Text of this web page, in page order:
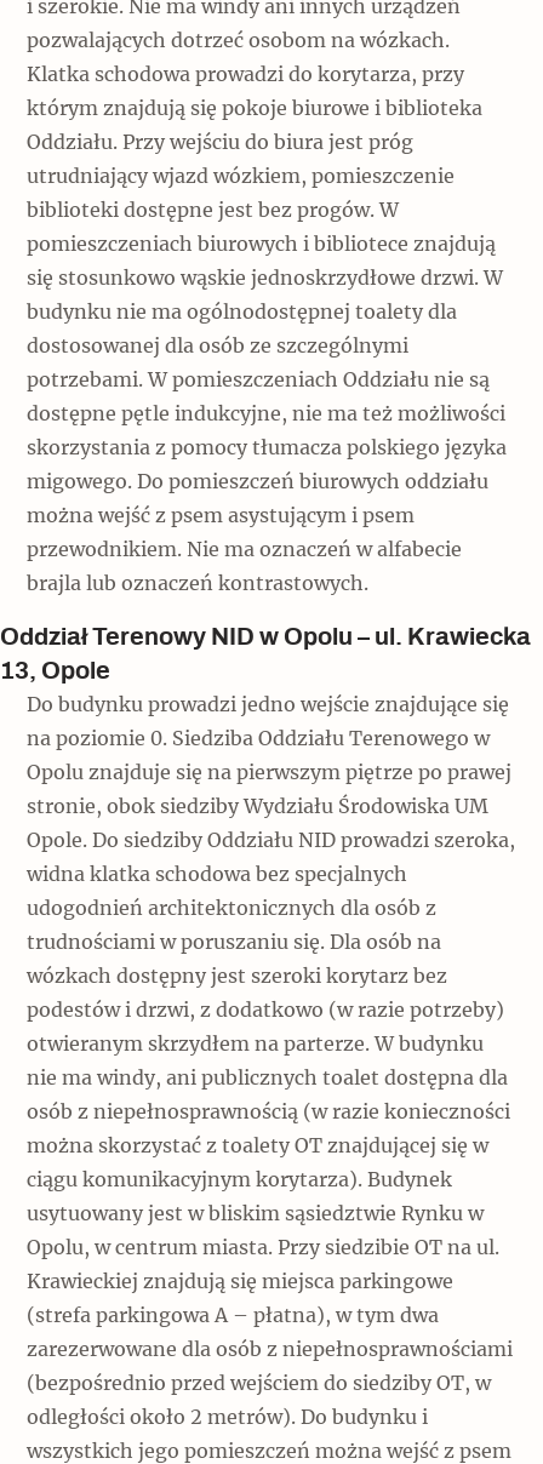
i szerokie. Nie ma windy ani innych urządzeń
pozwalających dotrzeć osobom na wózkach.
Klatka schodowa prowadzi do korytarza, przy
którym znajdują się pokoje biurowe i biblioteka
Oddziału. Przy wejściu do biura jest próg
utrudniający wjazd wózkiem, pomieszczenie
biblioteki dostępne jest bez progów. W
pomieszczeniach biurowych i bibliotece znajdują
się stosunkowo wąskie jednoskrzydłowe drzwi. W
budynku nie ma ogólnodostępnej toalety dla
dostosowanej dla osób ze szczególnymi
potrzebami. W pomieszczeniach Oddziału nie są
dostępne pętle indukcyjne, nie ma też możliwości
skorzystania z pomocy tłumacza polskiego języka
migowego. Do pomieszczeń biurowych oddziału
można wejść z psem asystującym i psem
przewodnikiem. Nie ma oznaczeń w alfabecie
brajla lub oznaczeń kontrastowych.
Oddział Terenowy NID w Opolu – ul. Krawiecka
13, Opole
Do budynku prowadzi jedno wejście znajdujące się
na poziomie 0. Siedziba Oddziału Terenowego w
Opolu znajduje się na pierwszym piętrze po prawej
stronie, obok siedziby Wydziału Środowiska UM
Opole. Do siedziby Oddziału NID prowadzi szeroka,
widna klatka schodowa bez specjalnych
udogodnień architektonicznych dla osób z
trudnościami w poruszaniu się. Dla osób na
wózkach dostępny jest szeroki korytarz bez
podestów i drzwi, z dodatkowo (w razie potrzeby)
otwieranym skrzydłem na parterze. W budynku
nie ma windy, ani publicznych toalet dostępna dla
osób z niepełnosprawnością (w razie konieczności
można skorzystać z toalety OT znajdującej się w
ciągu komunikacyjnym korytarza). Budynek
usytuowany jest w bliskim sąsiedztwie Rynku w
Opolu, w centrum miasta. Przy siedzibie OT na ul.
Krawieckiej znajdują się miejsca parkingowe
(strefa parkingowa A – płatna), w tym dwa
zarezerwowane dla osób z niepełnosprawnościami
(bezpośrednio przed wejściem do siedziby OT, w
odległości około 2 metrów). Do budynku i
wszystkich jego pomieszczeń można wejść z psem